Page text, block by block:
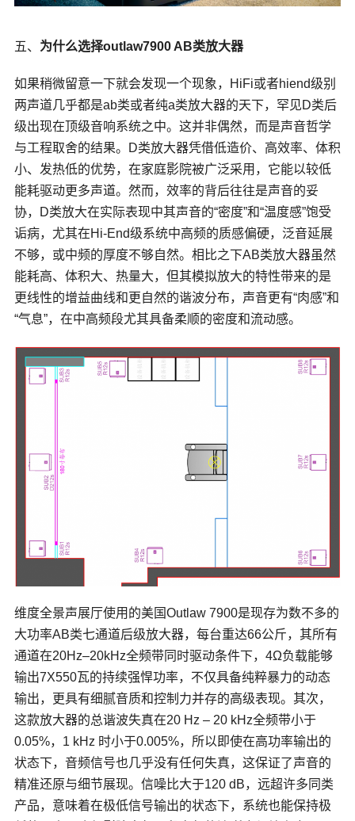
五、 为什么选择outlaw7900 AB类放大器
如果稍微留意一下就会发现一个现象，HiFi或者hiend级别
两声道几乎都是ab类或者纯a类放大器的天下，罕见D类后
级出现在顶级音响系统之中。这并非偶然，而是声音哲学
与工程取舍的结果。
D类放大器凭借低造价、高效率、体积
小、发热低的优势，在家庭影院被广泛采用，它能以较低
能耗驱动更多声道。然而，效率的背后往往是声音的妥
协，D类放大在实际表现中其声音的“密度”和“温度感”饱受
诟病，尤其在Hi-End级系统中高频的质感偏硬，泛音延展
不够，或中频的厚度不够自然。相比之下AB类放大器虽然
能耗高、体积大、热量大，但其模拟放大的特性带来的是
更线性的增益曲线和更自然的谐波分布，声音更有“肉感”和
“气息”，在中高频段尤其具备柔顺的密度和流动感。
维度全景声展厅使用的美国Outlaw 7900是现存为数不多的
大功率AB类七通道后级放大器，每台重达66公斤，其所有
通道在20Hz‒20kHz全频带同时驱动条件下，4Ω负载能够
输出7X550瓦的持续强悍功率，不仅具备纯粹暴力的动态
输出，更具有细腻音质和控制力并存的高级表现。其次，
这款放大器的总谐波失真在20 Hz – 20 kHz全频带小于
0.05%，1 kHz 时⼩于0.005%，所以即使在高功率输出的
状态下，音频信号也几乎没有任何失真，这保证了声音的
精准还原与细节展现。信噪比大于120 dB，远超许多同类
产品，意味着在极低信号输出的状态下，系统也能保持极